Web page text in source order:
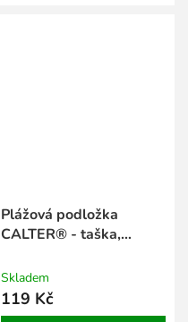
Plážová podložka
CALTER® - taška,
Skladem
119 Kč